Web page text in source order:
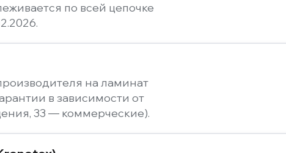
по всей цепочке
на ламинат
в зависимости от
33 — коммерческие).